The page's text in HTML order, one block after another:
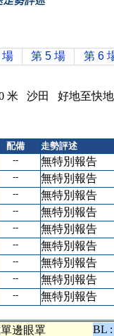
場 第 5 場 第 6
米 沙田 好地至快地
配備
走勢評述
-- 無特別報告
-- 無特別報告
-- 無特別報告
-- 無特別報告
-- 無特別報告
-- 無特別報告
-- 無特別報告
-- 無特別報告
-- 無特別報告
邊眼罩
BL :